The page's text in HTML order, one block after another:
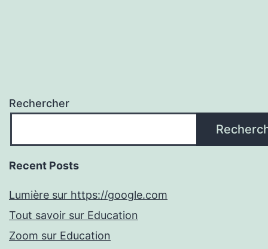
Rechercher
Recent Posts
Lumière sur https://google.com
Tout savoir sur Education
Zoom sur Education